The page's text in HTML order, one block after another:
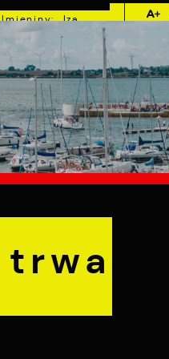
Imieniny: Iza,
Cyprian, Dominik
MIESZKANIEC